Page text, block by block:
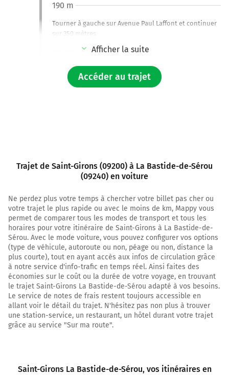
Tourner à gauche sur Avenue Paul Laffont et continuer
sur 350 mètres
190 m
Tourner à droite sur Avenue Paul Laffont et continuer
sur 20 mètres
Continuer D117 (Village) sur 55 mètres
Continuer D117 (Village) sur 14 kilomètres
D117
Chemin du Roy
Tourner à gauche sur D501 et continuer sur 190 mètres
26,2 km
Continuer Porte du Mas sur 5 mètres
26,4 km
Afficher la suite
Accéder au trajet
Trajet de Saint-Girons (09200) à La Bastide-de-Sérou
(09240) en voiture
Ne perdez plus votre temps à chercher votre billet pas cher ou
votre trajet le plus rapide ou avec le moins de km, Mappy vous
permet de comparer tous les modes de transport et tous les
horaires pour votre itinéraire de Saint-Girons à La Bastide-de-
Sérou. Avec le mode voiture, vous pouvez configurer vos options
(type de véhicule, autoroute ou non, péage ou non, distance la
plus courte), tout en ayant accès aux infos de circulation grâce
à notre service d'info-trafic en temps réel. Ainsi faites des
économies sur le coût ou la durée de votre voyage, en trouvant
le trajet Saint-Girons La Bastide-de-Sérou adapté à vos besoins.
Le service de notes de frais restent toujours accessible en
allant voir le détail du trajet. N'hésitez pas non plus à trouver
une station-service, un restaurant, un hôtel durant votre trajet
grâce au service "Sur ma route".
Saint-Girons La Bastide-de-Sérou, vos itinéraires en